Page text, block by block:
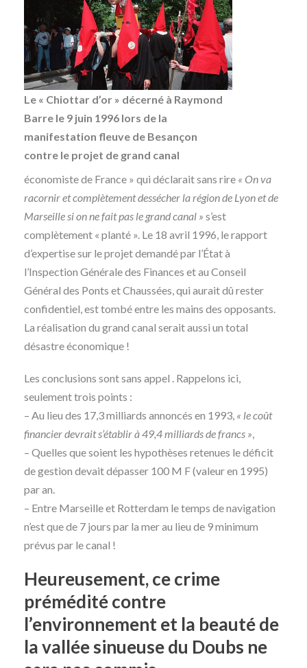
Le « Chiottar d’or » décerné à Raymond
Barre le 9 juin 1996 lors de la
manifestation fleuve de Besançon
contre le projet de grand canal
économiste de France » qui déclarait sans rire « On va
racornir et complètement dessécher la région de Lyon et de
Marseille si on ne fait pas le grand canal » s’est
complètement « planté ». Le 18 avril 1996, le rapport
d’expertise sur le projet demandé par l’État à
l’Inspection Générale des Finances et au Conseil
Général des Ponts et Chaussées, qui aurait dû rester
confidentiel, est tombé entre les mains des opposants.
La réalisation du grand canal serait aussi un total
désastre économique !
Les conclusions sont sans appel . Rappelons ici,
seulement trois points :
– Au lieu des 17,3 milliards annoncés en 1993, « le coût
financier devrait s’établir à 49,4 milliards de francs »,
– Quelles que soient les hypothèses retenues le déficit
de gestion devait dépasser 100 M F (valeur en 1995)
par an.
– Entre Marseille et Rotterdam le temps de navigation
n’est que de 7 jours par la mer au lieu de 9 minimum
prévus par le canal !
Heureusement, ce crime
prémédité contre
l’environnement et la beauté de
la vallée sinueuse du Doubs ne